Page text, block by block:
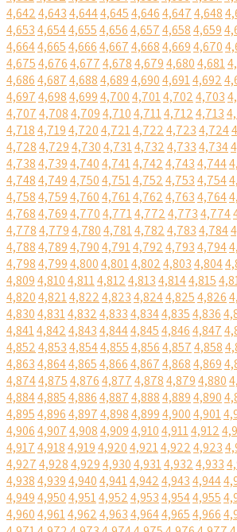
4,6424,6434,6444,6454,6464,6474,648
4,6534,6544,6554,6564,6574,6584,659
4,6644,6654,6664,6674,6684,6694,670
4,6754,6764,6774,6784,6794,6804,681
4,6864,6874,6884,6894,6904,6914,692
4,6974,6984,6994,7004,7014,7024,703
4,7074,7084,7094,7104,7114,7124,713
4,7184,7194,7204,7214,7224,7234,724
4,7284,7294,7304,7314,7324,7334,734
4,7384,7394,7404,7414,7424,7434,744
4,7484,7494,7504,7514,7524,7534,754
4,7584,7594,7604,7614,7624,7634,764
4,7684,7694,7704,7714,7724,7734,774
4,7784,7794,7804,7814,7824,7834,784
4,7884,7894,7904,7914,7924,7934,794
4,7984,7994,8004,8014,8024,8034,804
4,8094,8104,8114,8124,8134,8144,815
4,8204,8214,8224,8234,8244,8254,826
4,8304,8314,8324,8334,8344,8354,836
4,8414,8424,8434,8444,8454,8464,847
4,8524,8534,8544,8554,8564,8574,858
4,8634,8644,8654,8664,8674,8684,869
4,8744,8754,8764,8774,8784,8794,880
4,8844,8854,8864,8874,8884,8894,890
4,8954,8964,8974,8984,8994,9004,901
4,9064,9074,9084,9094,9104,9114,912
4,9174,9184,9194,9204,9214,9224,923
4,9274,9284,9294,9304,9314,9324,933
4,9384,9394,9404,9414,9424,9434,944
4,9494,9504,9514,9524,9534,9544,955
4,9604,9614,9624,9634,9644,9654,966